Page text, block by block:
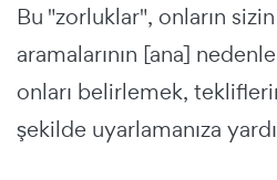
Bu "zorluklar", onların
aramalarının [ana]
onları belirlemek,
şekilde uyarlamanıza